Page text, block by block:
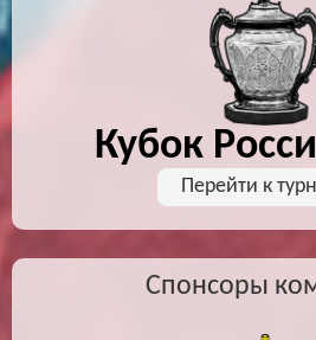
Кубок
Перейти к
Спонсоры